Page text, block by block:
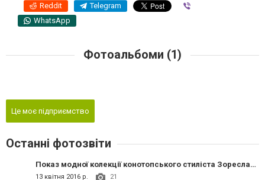
Reddit Telegram
WhatsApp
Фотоальбоми (1)
Це моє підприємство
Останні фотозвіти
Показ модної колекції конотопського стиліста Зореслави Татенко на відкритті виставки з фондів музею Н. Онацького
13 квітня 2016 р. 21